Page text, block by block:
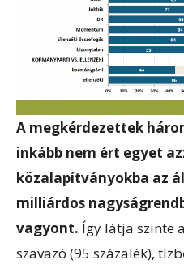
A megkérdezettek
inkább nem ért egyet
közalapítványokba az
milliárdos
vagyont. Így látja szinte
szavazó (95 százalék),